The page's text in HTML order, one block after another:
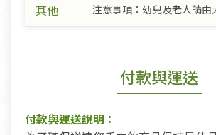
其他 注意事項：幼兒及老人請由
付款與運送
付款與運送說明：